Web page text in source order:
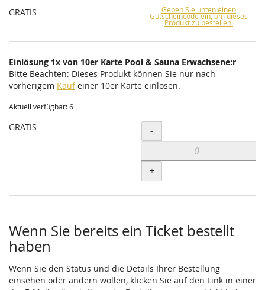
GRATIS Geben Sie unten einen
Gutscheincode ein, um dieses
Produkt zu bestellen.
Einlösung 1x von 10er Karte Pool & Sauna Erwachsene:r
Bitte Beachten: Dieses Produkt können Sie nur nach
vorherigem Kaufeiner 10er Karte einlösen.
Aktuell verfügbar: 6
GRATIS Menge
-
+
Wenn Sie bereits ein Ticket bestellt
haben
Wenn Sie den Status und die Details Ihrer Bestellung
einsehen oder ändern wollen, klicken Sie auf den Link in einer